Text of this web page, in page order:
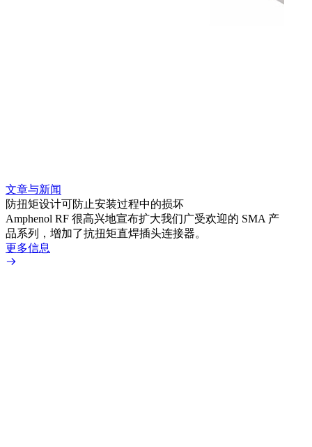
文章与新闻
防扭矩设计可防止安装过程中的损坏
Amphenol RF 很高兴地宣布扩大我们广受欢迎的 SMA 产
品系列，增加了抗扭矩直焊插头连接器。
更多信息